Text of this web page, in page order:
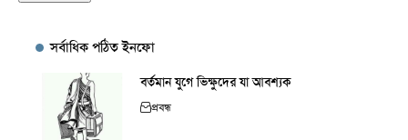
সর্বাধিক পঠিত ইনফো
বর্তমান যুগে ভিক্ষুদের যা আবশ্যক
প্রবন্ধ